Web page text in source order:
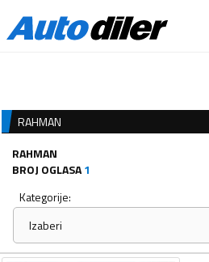
RAHMAN
RAHMAN
BROJ OGLASA1
Kategorije:
Izaberi